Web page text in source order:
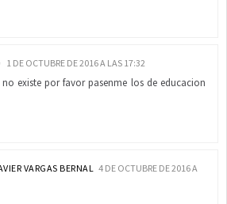
1 DE OCTUBRE DE 2016 A LAS 17:32
no existe por favor pasenme los de educacion
VARGAS BERNAL 4 DE OCTUBRE DE 2016 A